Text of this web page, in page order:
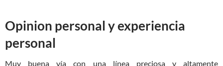
Opinion personal y experiencia
personal
Muy buena vía con una línea preciosa y altamente